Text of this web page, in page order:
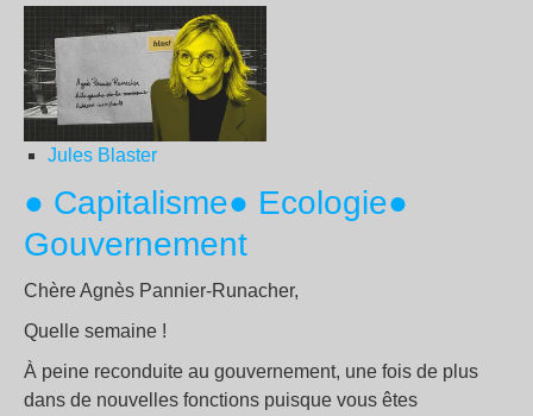
Jules Blaster
● Capitalisme● Ecologie●
Gouvernement
Chère Agnès Pannier-Runacher,
Quelle semaine !
À peine reconduite au gouvernement, une fois de plus
dans de nouvelles fonctions puisque vous êtes